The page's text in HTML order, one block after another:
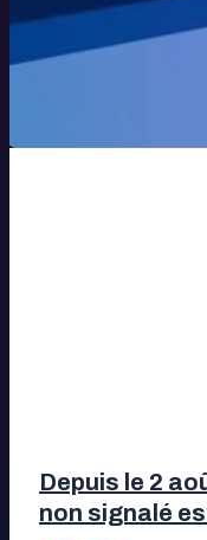
Depuis le 2
non signalé